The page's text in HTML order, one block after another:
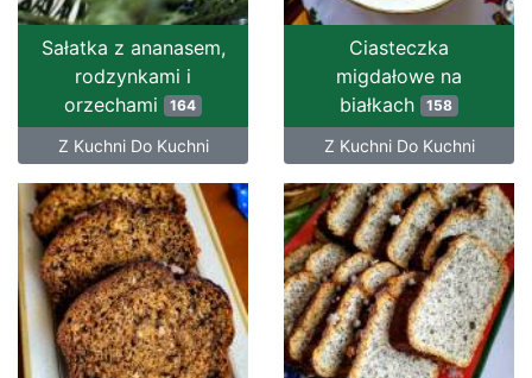
Sałatka z ananasem,
rodzynkami i
orzechami 164
Z Kuchni Do Kuchni
Ciasteczka
migdałowe na
białkach 158
Z Kuchni Do Kuchni